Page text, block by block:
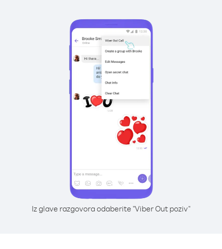
Iz glave razgovora odaberite "Viber Out poziv"